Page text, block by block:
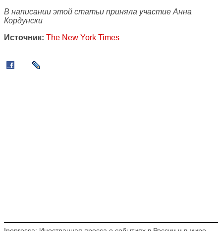
В написании этой статьи приняла участие Анна
Кордунски
Источник: The New York Times